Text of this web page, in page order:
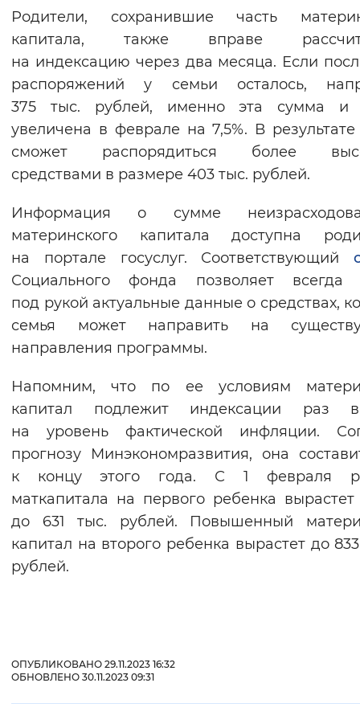
Родители, сохранившие часть
капитала, также вправе
на индексацию через два месяца. Если
распоряжений у семьи осталось,
375 тыс. рублей, именно эта сумма и
увеличена в феврале на 7,5%. В
сможет распорядиться более
средствами в размере 403 тыс. рублей.
Информация о сумме
материнского капитала доступна
на портале госуслуг. Соответствующий
Социального фонда позволяет всегда
под рукой актуальные данные о средствах,
семья может направить на
направления программы.
Напомним, что по ее условиям
капитал подлежит индексации раз
на уровень фактической инфляции.
прогнозу Минэкономразвития, она
к концу этого года. С 1 февраля
маткапитала на первого ребенка вырастет
до 631 тыс. рублей. Повышенный
капитал на второго ребенка вырастет до
рублей.
ОПУБЛИКОВАНО 29.11.2023 16:32
ОБНОВЛЕНО 30.11.2023 09:31